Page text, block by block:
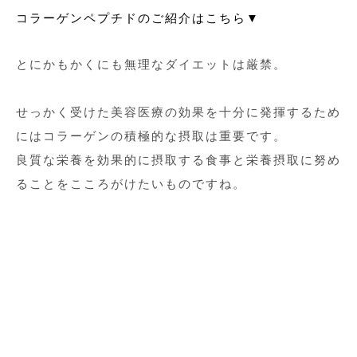
コラーゲンペプチドのご紹介はこちら▼
とにかもかくにも無理なダイエットは厳禁。
せっかく受けた美容医療の効果を十分に発揮するため
にはコラーゲンの積極的な摂取は重要です。
良質な栄養を効果的に摂取する食事と栄養摂取に努め
ることをこころがけたいものですね。